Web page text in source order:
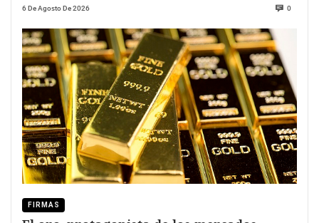
6 De Agosto De 2026 0
FIRMAS